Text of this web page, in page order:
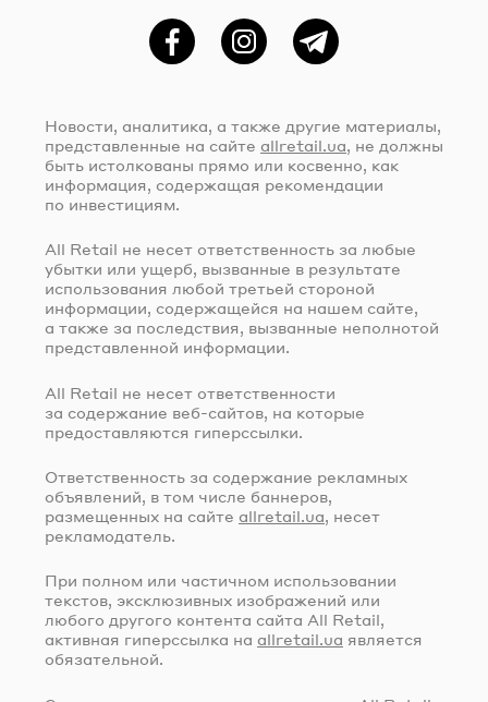
ФейсбукInstagramTelegram
Новости, аналитика, а также другие материалы,
представленные на сайте allretail.ua, не должны
быть истолкованы прямо или косвенно, как
информация, содержащая рекомендации
по инвестициям.
All Retail не несет ответственность за любые
убытки или ущерб, вызванные в результате
использования любой третьей стороной
информации, содержащейся на нашем сайте,
а также за последствия, вызванные неполнотой
представленной информации.
All Retail не несет ответственности
за содержание веб-сайтов, на которые
предоставляются гиперссылки.
Ответственность за содержание рекламных
объявлений, в том числе баннеров,
размещенных на сайте allretail.ua, несет
рекламодатель.
При полном или частичном использовании
текстов, эксклюзивных изображений или
любого другого контента сайта All Retail,
активная гиперссылка на allretail.ua является
обязательной.